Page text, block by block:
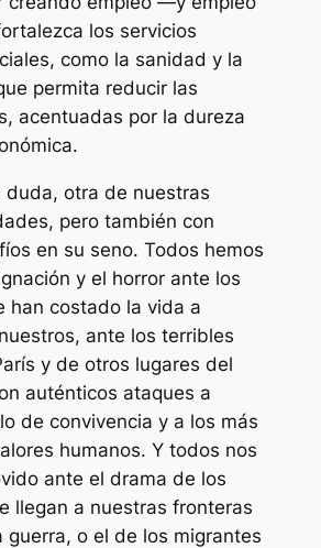
los servicios
como la sanidad y la
permita reducir las
acentuadas por la dureza
duda, otra de nuestras
pero también con
en su seno. Todos hemos
y el horror ante los
han costado la vida a
ante los terribles
y de otros lugares del
auténticos ataques a
de convivencia y a los más
humanos. Y todos nos
ante el drama de los
llegan a nuestras fronteras
guerra, o el de los migrantes